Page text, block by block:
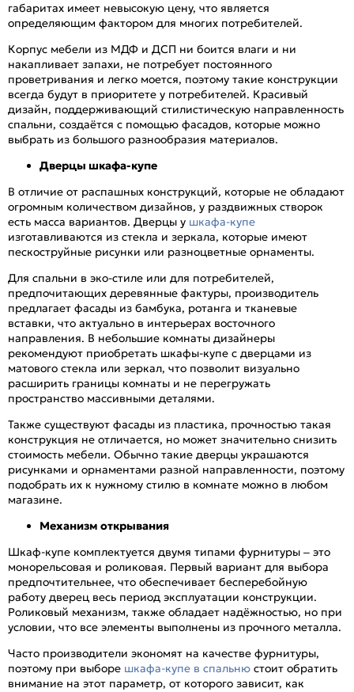
габаритах имеет невысокую цену, что является
определяющим фактором для многих потребителей.
Корпус мебели из МДФ и ДСП ни боится влаги и ни
накапливает запахи, не потребует постоянного
проветривания и легко моется, поэтому такие конструкции
всегда будут в приоритете у потребителей. Красивый
дизайн, поддерживающий стилистическую направленность
спальни, создаётся с помощью фасадов, которые можно
выбрать из большого разнообразия материалов.
Дверцы шкафа-купе
В отличие от распашных конструкций, которые не обладают
огромным количеством дизайнов, у раздвижных створок
есть масса вариантов. Дверцы у шкафа-купе
изготавливаются из стекла и зеркала, которые имеют
пескоструйные рисунки или разноцветные орнаменты.
Для спальни в эко-стиле или для потребителей,
предпочитающих деревянные фактуры, производитель
предлагает фасады из бамбука, ротанга и тканевые
вставки, что актуально в интерьерах восточного
направления. В небольшие комнаты дизайнеры
рекомендуют приобретать шкафы-купе с дверцами из
матового стекла или зеркал, что позволит визуально
расширить границы комнаты и не перегружать
пространство массивными деталями.
Также существуют фасады из пластика, прочностью такая
конструкция не отличается, но может значительно снизить
стоимость мебели. Обычно такие дверцы украшаются
рисунками и орнаментами разной направленности, поэтому
подобрать их к нужному стилю в комнате можно в любом
магазине.
Механизм открывания
Шкаф-купе комплектуется двумя типами фурнитуры – это
монорельсовая и роликовая. Первый вариант для выбора
предпочтительнее, что обеспечивает бесперебойную
работу дверец весь период эксплуатации конструкции.
Роликовый механизм, также обладает надёжностью, но при
условии, что все элементы выполнены из прочного металла.
Часто производители экономят на качестве фурнитуры,
поэтому при выборе шкафа-купе в спальню стоит обратить
внимание на этот параметр, от которого зависит, как